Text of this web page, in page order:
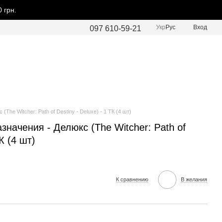
097 610-59-21 Укр Рус Вход
(The Witcher: Path of Destiny - Deluxe) - 1 ТК (4 шт)
- Делюкс (The Witcher: Path of
(4 шт)
К сравнению В желания